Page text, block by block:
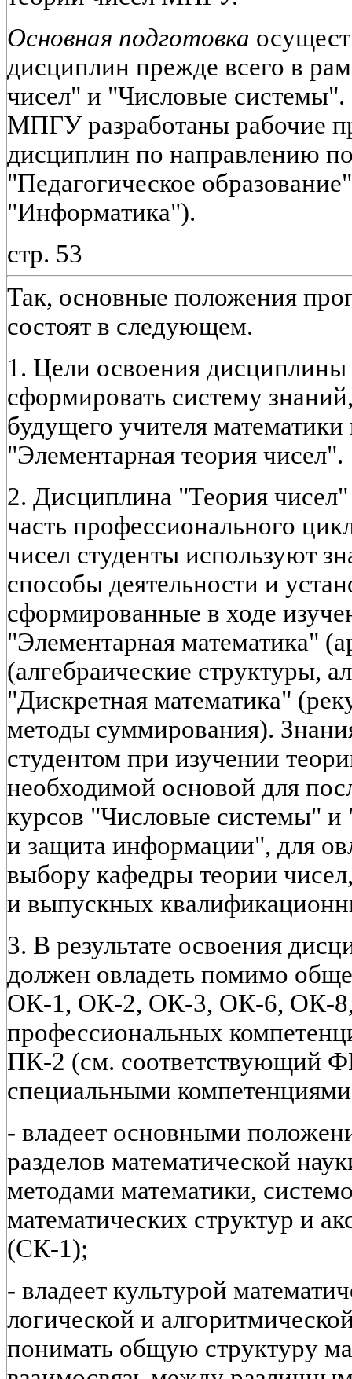
Основная подготовка
дисциплин прежде всего в
чисел" и "Числовые системы".
МПГУ разработаны рабочие
дисциплин по направлению
"Педагогическое
"Информатика").
стр. 53
Так, основные положения
состоят в следующем.
1. Цели освоения
сформировать систему
будущего учителя
"Элементарная теория чисел".
2. Дисциплина "Теория
часть профессионального
чисел студенты используют
способы деятельности и
сформированные в ходе
"Элементарная математика"
(алгебраические структуры,
"Дискретная математика"
методы суммирования).
студентом при изучении
необходимой основой для
курсов "Числовые системы"
и защита информации", для
выбору кафедры теории
и выпускных
3. В результате освоения
должен овладеть помимо
ОК-1, ОК-2, ОК-3, ОК-6, ОК-
профессиональных
ПК-2 (см.
специальными
- владеет основными
разделов математической
методами математики,
математических структур и
(СК-1);
- владеет культурой
логической и
понимать общую структуру